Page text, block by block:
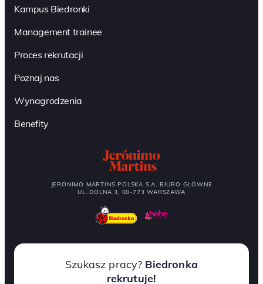
Kampus Biedronki
Management trainee
Proces rekrutacji
Poznaj nas
Wynagrodzenia
Benefity
JERONIMO MARTINS POLSKA S.A. BIURO GŁÓWNE
UL. DOLNA 3, 00-773 WARSZAWA
Szukasz pracy? Biedronka
rekrutuje!